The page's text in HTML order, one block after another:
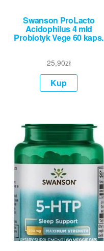
Swanson ProLacto
Acidophilus 4 mld
Probiotyk Vege 60 kaps.
25,90zł
Kup